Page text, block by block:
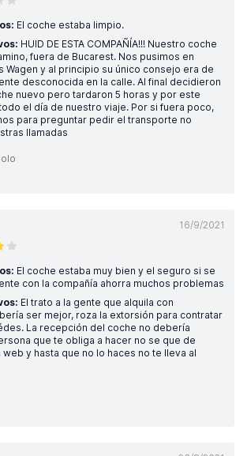
El coche estaba limpio.
HUID DE ESTA COMPAÑÍA!!! Nuestro coche
fuera de Bucarest. Nos pusimos en
Wagen y al principio su único consejo era de
desconocida en la calle. Al final decidieron
nuevo pero tardaron 5 horas y por este
el día de nuestro viaje. Por si fuera poco,
para preguntar pedir el transporte no
llamadas
16/9/2021
El coche estaba muy bien y el seguro si se
con la compañía ahorra muchos problemas
El trato a la gente que alquila con
ser mejor, roza la extorsión para contratar
La recepción del coche no debería
que te obliga a hacer no se que de
web y hasta que no lo haces no te lleva al